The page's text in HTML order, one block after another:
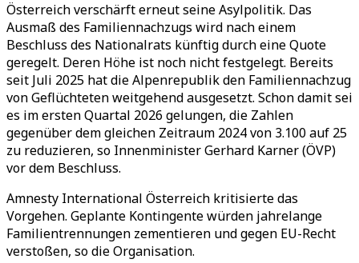
Österreich verschärft erneut seine Asylpolitik. Das
Ausmaß des Familiennachzugs wird nach einem
Beschluss des Nationalrats künftig durch eine Quote
geregelt. Deren Höhe ist noch nicht festgelegt. Bereits
seit Juli 2025 hat die Alpenrepublik den Familiennachzug
von Geflüchteten weitgehend ausgesetzt. Schon damit sei
es im ersten Quartal 2026 gelungen, die Zahlen
gegenüber dem gleichen Zeitraum 2024 von 3.100 auf 25
zu reduzieren, so Innenminister Gerhard Karner (ÖVP)
vor dem Beschluss.
Amnesty International Österreich kritisierte das
Vorgehen. Geplante Kontingente würden jahrelange
Familientrennungen zementieren und gegen EU-Recht
verstoßen, so die Organisation.